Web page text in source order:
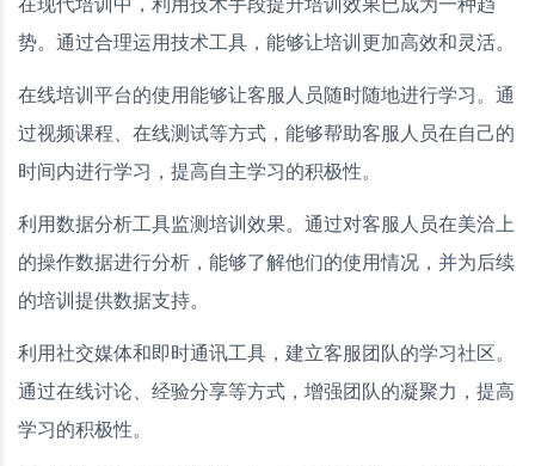
势。通过合理运用技术工具，能够让培训更加高效和灵活。
在线培训平台的使用能够让客服人员随时随地进行学习。通
过视频课程、在线测试等方式，能够帮助客服人员在自己的
时间内进行学习，提高自主学习的积极性。
利用数据分析工具监测培训效果。通过对客服人员在美洽上
的操作数据进行分析，能够了解他们的使用情况，并为后续
的培训提供数据支持。
利用社交媒体和即时通讯工具，建立客服团队的学习社区。
通过在线讨论、经验分享等方式，增强团队的凝聚力，提高
学习的积极性。